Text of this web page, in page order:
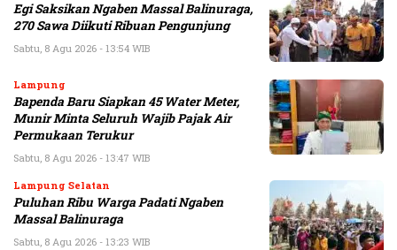
Egi Saksikan Ngaben Massal Balinuraga,
270 Sawa Diikuti Ribuan Pengunjung
Sabtu, 8 Agu 2026 - 13:54 WIB
Lampung
Bapenda Baru Siapkan 45 Water Meter,
Munir Minta Seluruh Wajib Pajak Air
Permukaan Terukur
Sabtu, 8 Agu 2026 - 13:47 WIB
Lampung Selatan
Puluhan Ribu Warga Padati Ngaben
Massal Balinuraga
Sabtu, 8 Agu 2026 - 13:23 WIB